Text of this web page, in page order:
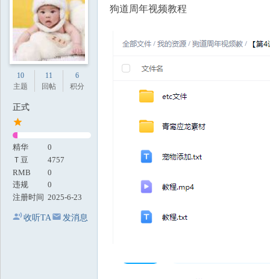
10
主题
11
回帖
6
积分
正式
精华
0
Ｔ豆
4757
RMB
0
违规
0
注册时间 2025-6-23
收听TA 发消息
狗道周年视频教程